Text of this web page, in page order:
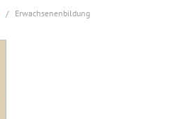
/ Erwachsenenbildung